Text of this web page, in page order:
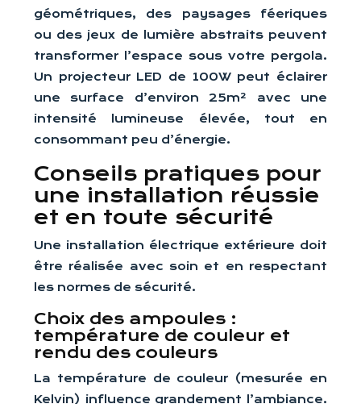
géométriques, des paysages féeriques
ou des jeux de lumière abstraits peuvent
transformer l’espace sous votre pergola.
Un projecteur LED de 100W peut éclairer
une surface d’environ 25m² avec une
intensité lumineuse élevée, tout en
consommant peu d’énergie.
Conseils pratiques pour
une installation réussie
et en toute sécurité
Une installation électrique extérieure doit
être réalisée avec soin et en respectant
les normes de sécurité.
Choix des ampoules :
température de couleur et
rendu des couleurs
La température de couleur (mesurée en
Kelvin) influence grandement l’ambiance.